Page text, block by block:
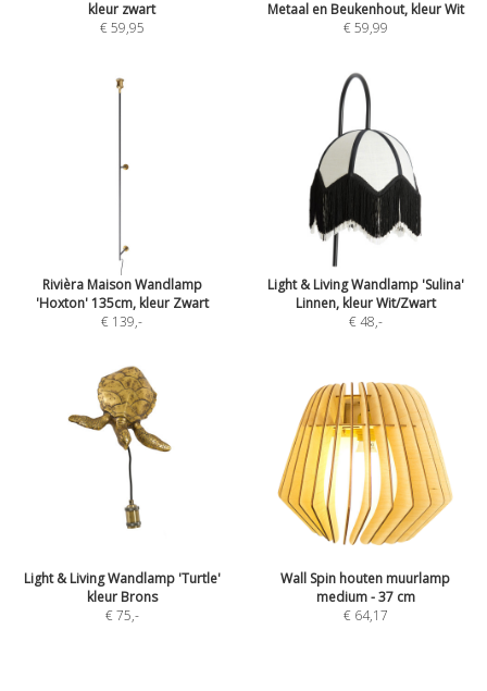
kleur zwart
€ 59,95
Metaal en Beukenhout, kleur Wit
€ 59,99
Rivièra Maison Wandlamp
'Hoxton' 135cm, kleur Zwart
€ 139,-
Light & Living Wandlamp 'Sulina'
Linnen, kleur Wit/Zwart
€ 48,-
Light & Living Wandlamp 'Turtle'
kleur Brons
€ 75,-
Wall Spin houten muurlamp
medium - 37 cm
€ 64,17